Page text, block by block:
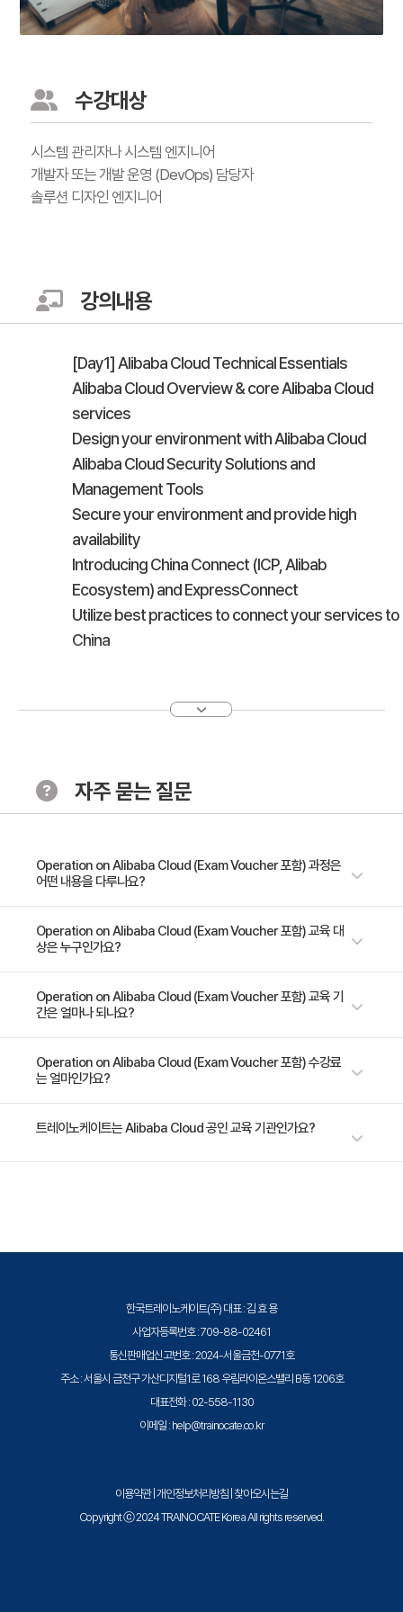
수강대상
시스템 관리자나 시스템 엔지니어
개발자 또는 개발 운영 (DevOps) 담당자
솔루션 디자인 엔지니어
강의내용
[Day1] Alibaba Cloud Technical Essentials
Alibaba Cloud Overview & core Alibaba Cloud
services
Design your environment with Alibaba Cloud
Alibaba Cloud Security Solutions and
Management Tools
Secure your environment and provide high
availability
Introducing China Connect (ICP, Alibab
Ecosystem) and ExpressConnect
Utilize best practices to connect your services to
China
Alibaba Cloud services review
Deploy Cloud resources and create network
isolation in the Cloud
an online album
Monitoring and creating scalable deployments in
Hands-on-Lab : ECS, SLB, RDS, OSS, Auto-
[Day3] Alibaba Cloud Security Solutions
Alibaba Cloud WAF Introduction
자주 묻는 질문
Operation on Alibaba Cloud (Exam Voucher 포함) 과정은
어떤 내용을 다루나요?
이 과정은 시스템 관리자 또는 개발운영(DevOps) 담당자 등이 Alibaba
Cloud 플랫폼과 core 서비스를 이해하고 시스템을 구성하고 운영 관리할
도록 Alibaba 클라우드 보안 서비스를 이해하고 구성 및 운영 관리를 할 수
있는 기술을 다룹니다.
Operation on Alibaba Cloud (Exam Voucher 포함) 교육 대
상은 누구인가요?
시스템 관리자나 시스템 엔지니어 개발자 또는 개발 운영 (DevOps) 담당자
솔루션 디자인 엔지니어
Operation on Alibaba Cloud (Exam Voucher 포함) 교육 기
간은 얼마나 되나요?
3일 과정입니다. 상세 일정은 교육 페이지에서 확인하실 수 있습니다.
Operation on Alibaba Cloud (Exam Voucher 포함) 수강료
는 얼마인가요?
수강료는 2,145,000원(VAT 별도)입니다. 고용보험 환급 및 기업 할인 혜택
트레이노케이트는 Alibaba Cloud 공인 교육 기관인가요?
한국트레이노케이트(주) 대표 : 김 효 용
사업자등록번호 : 709-88-02461
통신판매업신고번호 : 2024-서울금천-0771호
주소 : 서울시 금천구 가산디지털1로 168 우림라이온스밸리 B동 1206호
대표전화 : 02-558-1130
이메일 : help@trainocate.co.kr
이용약관| 개인정보처리방침 찾아오시는길
Copyright ⓒ 2024 TRAINOCATE Korea All rights reserved.